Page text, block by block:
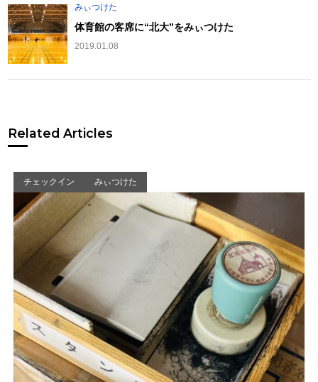
みぃつけた
体育館の客席に“北大”をみぃつけた
2019.01.08
Related Articles
チェックイン みぃつけた